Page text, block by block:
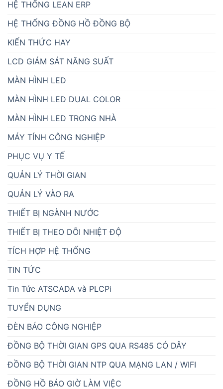
HỆ THỐNG LEAN ERP
HỆ THỐNG ĐỒNG HỒ ĐỒNG BỘ
KIẾN THỨC HAY
LCD GIÁM SÁT NĂNG SUẤT
MÀN HÌNH LED
MÀN HÌNH LED DUAL COLOR
MÀN HÌNH LED TRONG NHÀ
MÁY TÍNH CÔNG NGHIỆP
PHỤC VỤ Y TẾ
QUẢN LÝ THỜI GIAN
QUẢN LÝ VÀO RA
THIẾT BỊ NGÀNH NƯỚC
THIẾT BỊ THEO DÕI NHIỆT ĐỘ
TÍCH HỢP HỆ THỐNG
TIN TỨC
Tin Tức ATSCADA và PLCPi
TUYỂN DỤNG
ĐÈN BÁO CÔNG NGHIỆP
ĐỒNG BỘ THỜI GIAN GPS QUA RS485 CÓ DÂY
ĐỒNG BỘ THỜI GIAN NTP QUA MẠNG LAN / WIFI
ĐỒNG HỒ BÁO GIỜ LÀM VIỆC